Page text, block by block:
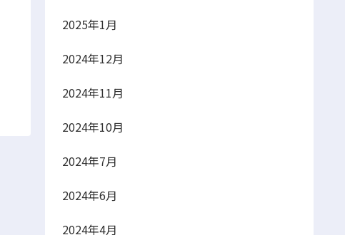
2025年1月
2024年12月
2024年11月
2024年10月
2024年7月
2024年6月
2024年4月